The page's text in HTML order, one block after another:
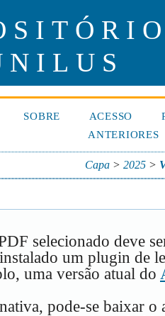
SOBRE ACESSO
ANTERIORES
Capa> 2025>
selecionado deve
um plugin de
uma versão atual do
pode-se baixar